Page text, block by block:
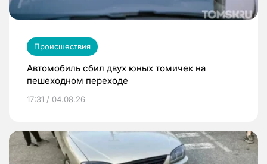
Происшествия
Автомобиль сбил двух юных томичек на
пешеходном переходе
17:31 / 04.08.26